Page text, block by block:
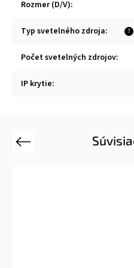
Rozmer (D/V):
?
Typ svetelného zdroja:
Počet svetelných zdrojov:
IP krytie:
Previous